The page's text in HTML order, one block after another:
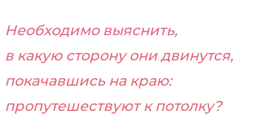
Необходимо выяснить,
в какую сторону они двинутся,
покачавшись на краю:
пропутешествуют к потолку?